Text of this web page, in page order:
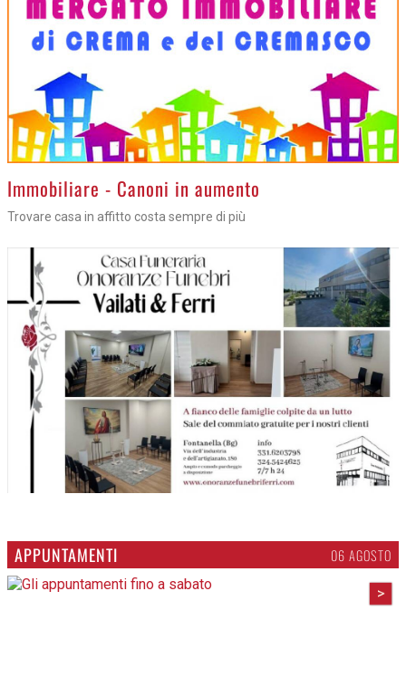
>Immobiliare - Canoni in aumento
Trovare casa in affitto costa sempre di più
APPUNTAMENTI 06 AGOSTO
>